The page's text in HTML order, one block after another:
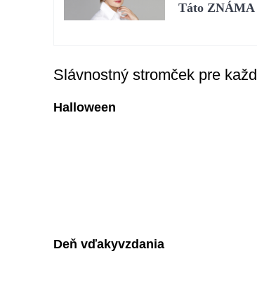
Táto ZNÁMA
Slávnostný stromček pre
Halloween
Deň vďakyvzdania